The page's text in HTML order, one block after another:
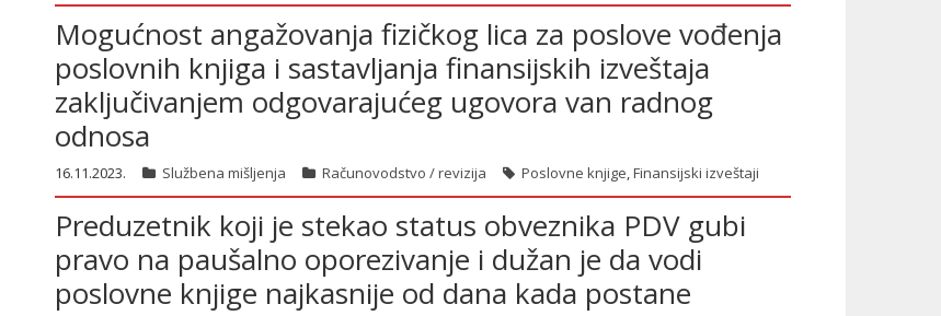
Mogućnost angažovanja fizičkog lica za poslove vođenja
poslovnih knjiga i sastavljanja finansijskih izveštaja
zaključivanjem odgovarajućeg ugovora van radnog
odnosa
16.11.2023. Službena mišljenja Računovodstvo / revizija Poslovne knjige,Finansijski izveštaji
Preduzetnik koji je stekao status obveznika PDV gubi
pravo na paušalno oporezivanje i dužan je da vodi
poslovne knjige najkasnije od dana kada postane